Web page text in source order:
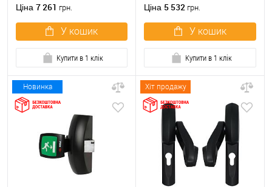
Ціна 7 261 грн.
У кошик
Купити в 1 клік
Ціна 5 532 грн.
У кошик
Купити в 1 клік
Новинка Хіт продажу